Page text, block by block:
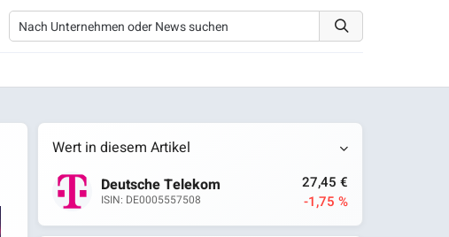
Wert in diesem Artikel
Deutsche Telekom
ISIN: DE0005557508
27,45 €
-1,75 %